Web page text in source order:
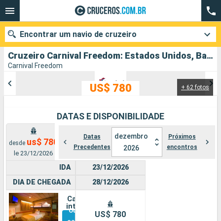
Cruzeiro Carnival Freedom: Estados Unidos, Bahamas partindo de Porto Canaveral
Carnival Freedom
+ 62 fotos
US$ 780
DATAS E DISPONIBILIDADE
desde us$ 780
le 23/12/2026
Datas
Precedentes
dezembro
2026
Próximos
encontros
IDA
DIA DE CHEGADA
Cabine
interna
Outras
23/12/2026
28/12/2026
US$ 780
Encontrar um navio de cruzeiro
Cidades Companhias
Pesquisar